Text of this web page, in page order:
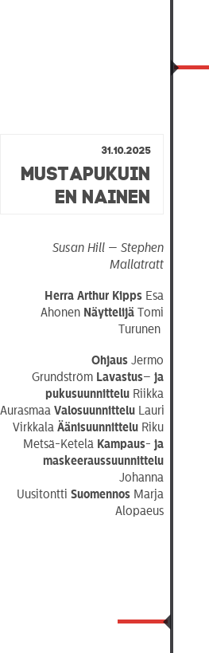
RYHMILLE
TEATTERI
YHTEYS
Tiedotteet
31.10.2025
Mustapukuin
en Nainen
Susan Hill — Stephen
Mallatratt
Herra Arthur Kipps Esa
Ahonen Näyttelijä Tomi
Turunen
Ohjaus Jermo
Grundström Lavastus–ja
pukusuunnittelu Riikka
Aurasmaa Valosuunnittelu Lauri
VirkkalaÄänisuunnittelu Riku
Metsä-Ketelä Kampaus- ja
maskeeraussuunnittelu
Johanna
UusitonttiSuomennos Marja
Alopaeus